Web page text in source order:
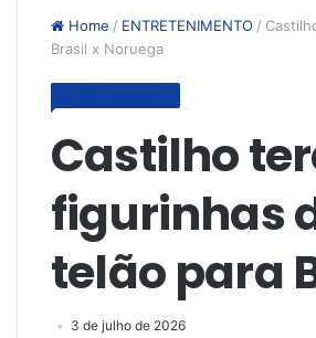
Home / ENTRETENIMENTO /
Brasil x Noruega
Castilho
figurinhas
telão para
3 de julho de 2026